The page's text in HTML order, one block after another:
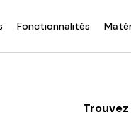
Fonctionnalités